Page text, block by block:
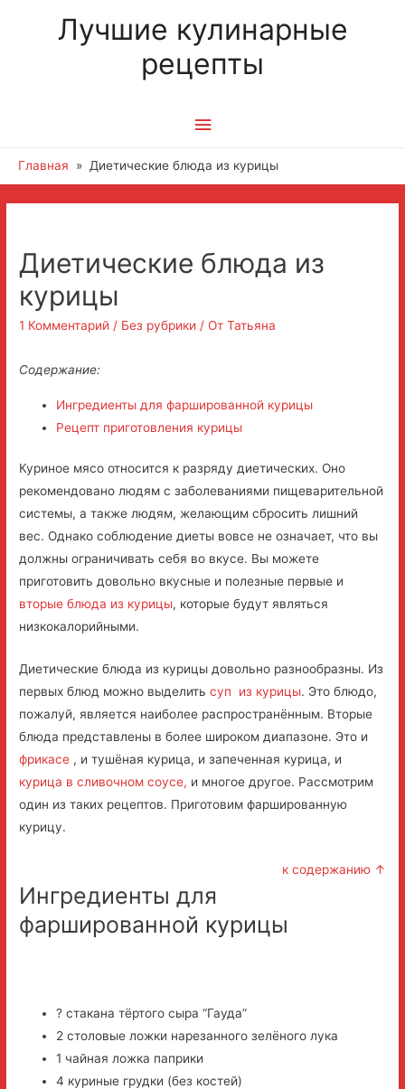
Лучшие кулинарные
рецепты
Главное
меню
Главная Диетические блюда из курицы
Диетические блюда из
курицы
1 Комментарий / Без рубрики / ОтТатьяна
Содержание:
Ингредиенты для фаршированной курицы
Рецепт приготовления курицы
Куриное мясо относится к разряду диетических. Оно
рекомендовано людям с заболеваниями пищеварительной
системы, а также людям, желающим сбросить лишний
вес. Однако соблюдение диеты вовсе не означает, что вы
должны ограничивать себя во вкусе. Вы можете
приготовить довольно вкусные и полезные первые и
вторые блюда из курицы, которые будут являться
низкокалорийными.
Диетические блюда из курицы довольно разнообразны. Из
первых блюд можно выделитьсуп из курицы. Это блюдо,
пожалуй, является наиболее распространённым. Вторые
блюда представлены в более широком диапазоне. Это и
фрикасе , и тушёная курица, и запеченная курица, и
курица в сливочном соусе, и многое другое. Рассмотрим
один из таких рецептов. Приготовим фаршированную
курицу.
к содержанию ↑
Ингредиенты для
фаршированной курицы
? стакана тёртого сыра “Гауда”
2 столовые ложки нарезанного зелёного лука
1 чайная ложка паприки
4 куриные грудки (без костей)
записям